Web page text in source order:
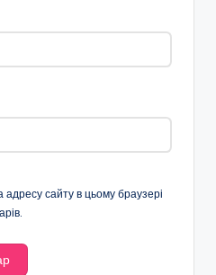
сайту в цьому браузері